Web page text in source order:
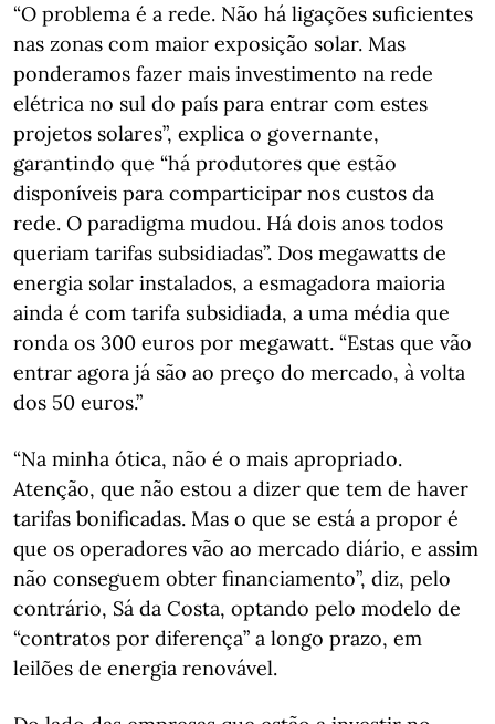
“O problema é a rede. Não há ligações suficientes
nas zonas com maior exposição solar. Mas
ponderamos fazer mais investimento na rede
elétrica no sul do país para entrar com estes
projetos solares”, explica o governante,
garantindo que “há produtores que estão
disponíveis para comparticipar nos custos da
rede. O paradigma mudou. Há dois anos todos
queriam tarifas subsidiadas”. Dos megawatts de
energia solar instalados, a esmagadora maioria
ainda é com tarifa subsidiada, a uma média que
ronda os 300 euros por megawatt. “Estas que vão
entrar agora já são ao preço do mercado, à volta
dos 50 euros.”
“Na minha ótica, não é o mais apropriado.
Atenção, que não estou a dizer que tem de haver
tarifas bonificadas. Mas o que se está a propor é
que os operadores vão ao mercado diário, e assim
não conseguem obter financiamento”, diz, pelo
contrário, Sá da Costa, optando pelo modelo de
“contratos por diferença” a longo prazo, em
leilões de energia renovável.